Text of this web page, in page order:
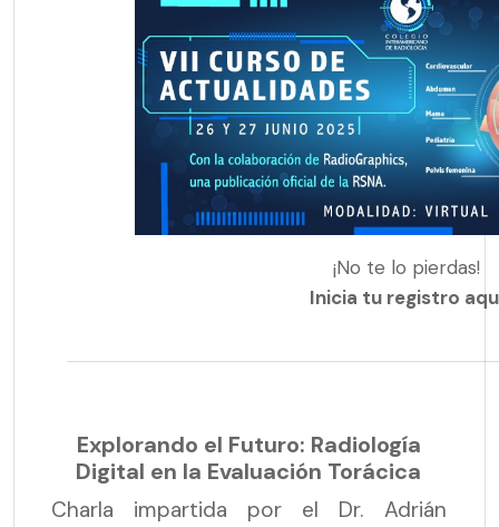
¡No te lo pierdas!
Inicia tu registro
Explorando el Futuro: Radiología
Digital en la Evaluación Torácica
Charla impartida por el Dr. Adrián